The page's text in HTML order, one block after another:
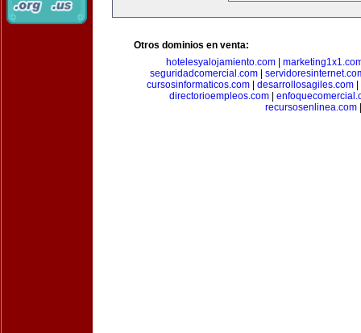
Otros dominios en venta:
hotelesyalojamiento.com|
seguridadcomercial.com|
cursosinformaticos.com
desarrollosagiles.com
directorioempleos.com
recursosenlinea.com